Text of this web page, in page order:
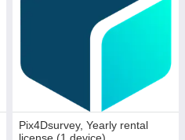
Pix4Dsurvey, Yearly rental